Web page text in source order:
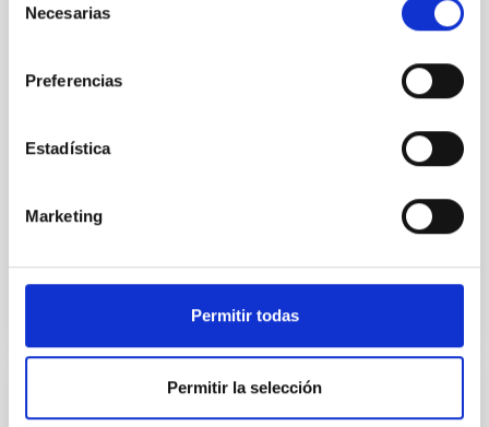
Necesarias
Preferencias
Estadística
Marketing
Permitir todas
Permitir la selección
El instrumento NISP es el espectrógrafo y fotómetro
materia oscura del universo. NISP proporcionará
millones de galaxias. El IAC participa en el desarrollo
de la Unidad de Control del Instrumento.
Física solar espacial y tiempo espacial